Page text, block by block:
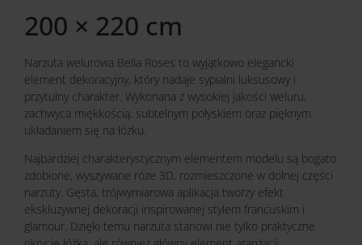
200 × 220 cm
Narzuta welurowa Bella Roses to wyjątkowo elegancki
element dekoracyjny, który nadaje sypialni luksusowy i
przytulny charakter. Wykonana z wysokiej jakości weluru,
zachwyca miękkością, subtelnym połyskiem oraz pięknym
układaniem się na łóżku.
Najbardziej charakterystycznym elementem modelu są bogato
zdobione, wyszywane róże 3D, rozmieszczone w dolnej części
narzuty. Gęsta, trójwymiarowa aplikacja tworzy efekt
ekskluzywnej dekoracji inspirowanej stylem francuskim i
glamour. Dzięki temu narzuta stanowi nie tylko praktyczne